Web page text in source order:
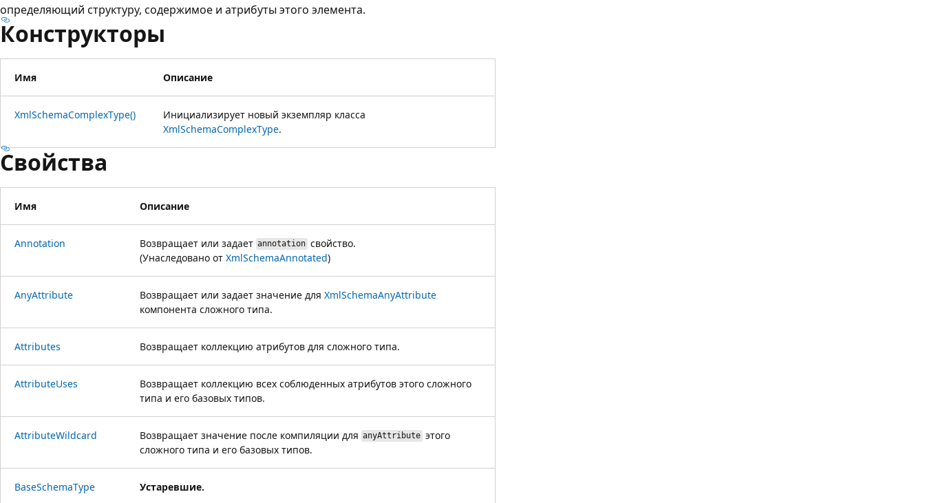
определяющий структуру, содержимое и атрибуты этого элемента.
Конструкторы
Имя Описание
XmlSchemaComplexType()
Инициализирует новый экземпляр класса
XmlSchemaComplexType.
Свойства
Имя Описание
Annotation Возвращает или задает annotation свойство.
(Унаследовано от XmlSchemaAnnotated)
AnyAttribute Возвращает или задает значение для XmlSchemaAnyAttribute
компонента сложного типа.
Attributes Возвращает коллекцию атрибутов для сложного типа.
AttributeUses
Возвращает коллекцию всех соблюденных атрибутов этого сложного
типа и его базовых типов.
AttributeWildcard Возвращает значение после компиляции для anyAttribute этого
сложного типа и его базовых типов.
BaseSchemaType
Устаревшие.